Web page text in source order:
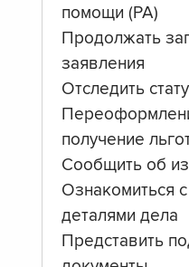
помощи (PA)
Продолжать
заявления
Отследить
получение
Сообщить об
Ознакомиться с
деталями дела
Представить